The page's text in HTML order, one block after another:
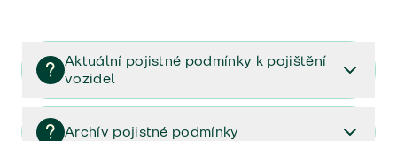
Aktuální pojistné podmínky k pojištění
vozidel
Pojištění vozidel/Pojistné podmínky a vše důležité ke
smlouvě (PDF)
Archív pojistné podmínky